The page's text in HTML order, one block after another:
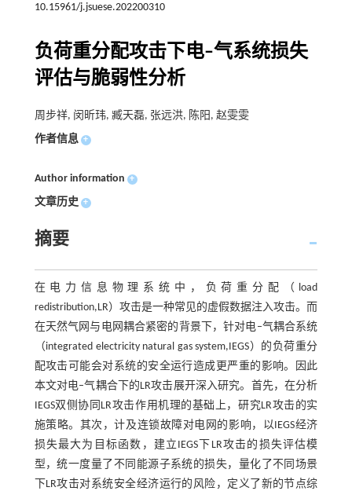
10.15961/j.jsuese.202200310
负荷重分配攻击下电–气系统损失
评估与脆弱性分析
周步祥, 闵昕玮, 臧天磊, 张远洪, 陈阳, 赵雯雯
作者信息 +
Author information +
文章历史 +
摘要
在电力信息物理系统中，负荷重分配（load
redistribution,LR）攻击是一种常见的虚假数据注入攻击。而
在天然气网与电网耦合紧密的背景下，针对电–气耦合系统
（integrated electricity natural gas system,IEGS）的负荷重分
配攻击可能会对系统的安全运行造成更严重的影响。因此
本文对电–气耦合下的LR攻击展开深入研究。首先，在分析
IEGS双侧协同LR攻击作用机理的基础上，研究LR攻击的实
施策略。其次，计及连锁故障对电网的影响，以IEGS经济
损失最大为目标函数，建立IEGS下LR攻击的损失评估模
型，统一度量了不同能源子系统的损失，量化了不同场景
下LR攻击对系统安全经济运行的风险，定义了新的节点综